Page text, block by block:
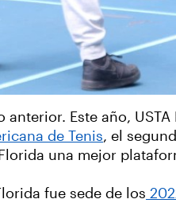
Este año, USTA
de Tenis, el
una mejor
fue sede de los